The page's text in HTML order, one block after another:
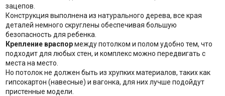
зацепов.
Конструкция выполнена из натурального дерева, все края
деталей немного скруглены обеспечивая большую
безопасность для ребенка.
Крепление враспормежду потолком и полом удобно тем, что
подходит для любых стен, и комплекс можно передвигать с
места на место.
Но потолок не должен быть из хрупких материалов, таких как
гипсокартон (навесные) и вагонка, для них лучше подойдут
пристенные модели.